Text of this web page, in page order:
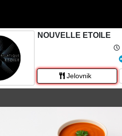
NOUVELLE ETOILE
Jelovnik